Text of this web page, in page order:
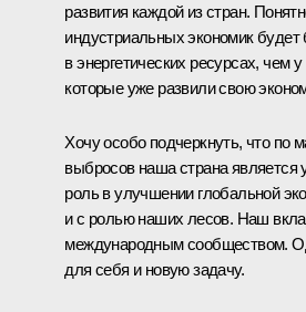
развития каждой из стран.
индустриальных экономик
в энергетических ресурсах, чем
которые уже развили свою
Хочу особо подчеркнуть, что по
выбросов наша страна
роль в улучшении глобальной
и с ролью наших лесов. Наш
международным сообществом.
для себя и новую задачу.